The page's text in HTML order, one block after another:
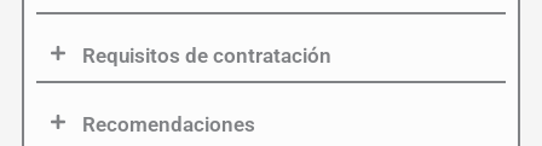
Requisitos de contratación
Recomendaciones